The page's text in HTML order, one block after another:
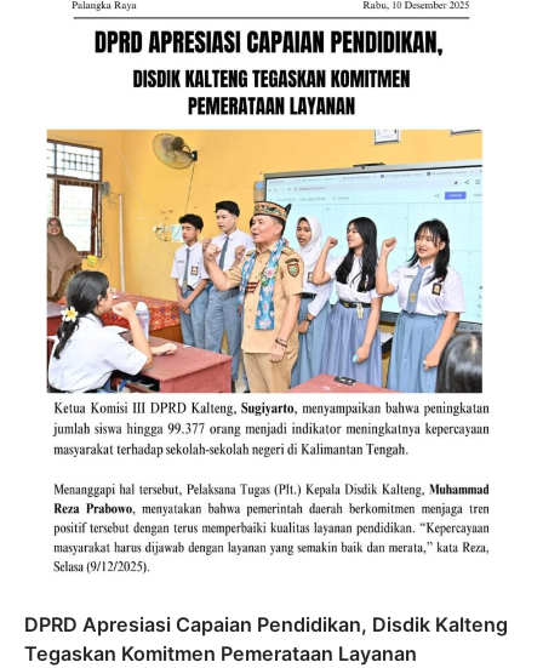
DPRD Apresiasi Capaian Pendidikan, Disdik Kalteng
Tegaskan Komitmen Pemerataan Layanan